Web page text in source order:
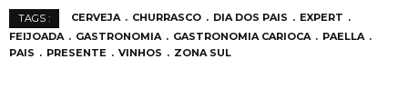
TAGS : CERVEJA CHURRASCO DIA DOS PAIS
EXPERT
FEIJOADA
GASTRONOMIA GASTRONOMIA CARIOCA
PAELLA
PAIS
PRESENTE VINHOS ZONA SUL